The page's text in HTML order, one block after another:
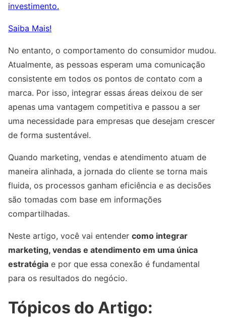
investimento.
Saiba Mais!
No entanto, o comportamento do consumidor mudou.
Atualmente, as pessoas esperam uma comunicação
consistente em todos os pontos de contato com a
marca. Por isso, integrar essas áreas deixou de ser
apenas uma vantagem competitiva e passou a ser
uma necessidade para empresas que desejam crescer
de forma sustentável.
Quando marketing, vendas e atendimento atuam de
maneira alinhada, a jornada do cliente se torna mais
fluida, os processos ganham eficiência e as decisões
são tomadas com base em informações
compartilhadas.
Neste artigo, você vai entender como integrar
marketing, vendas e atendimento em uma única
estratégia e por que essa conexão é fundamental
para os resultados do negócio.
Tópicos do Artigo: